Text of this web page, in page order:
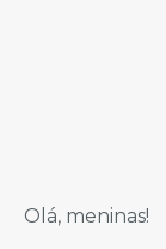
Olá, meninas!